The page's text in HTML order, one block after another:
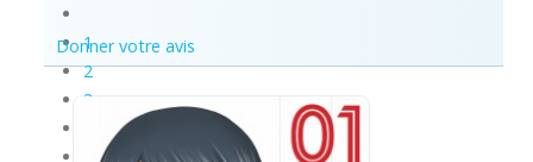
1
2
3
Donner votre avis